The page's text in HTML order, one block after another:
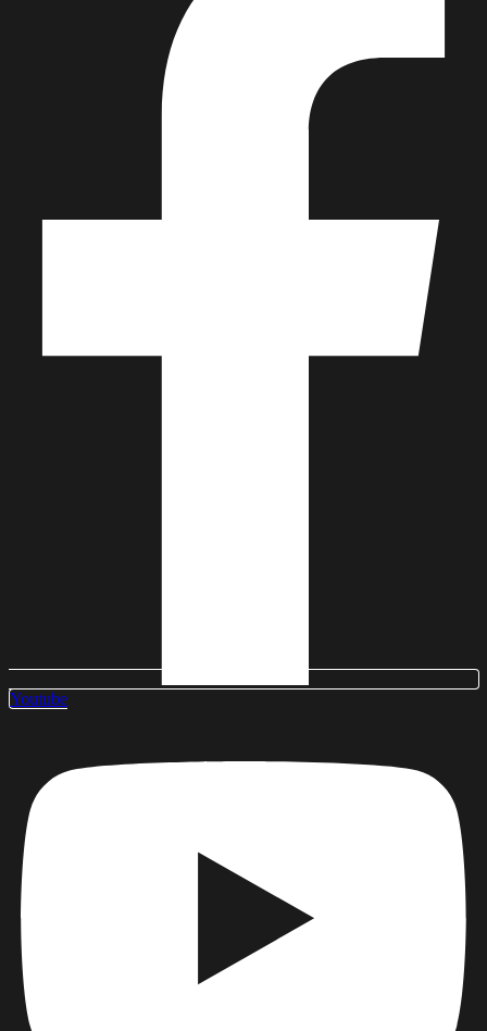
Youtube